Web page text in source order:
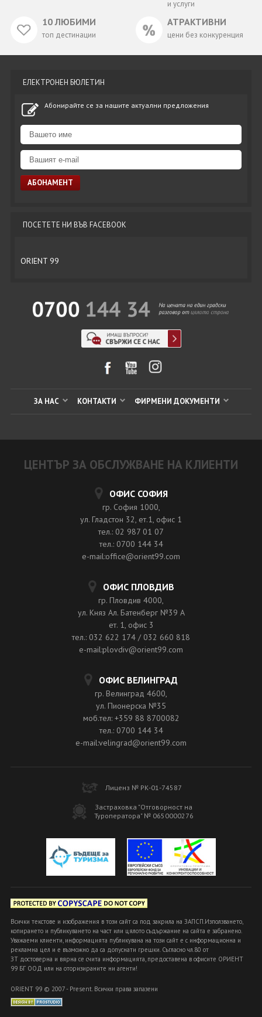
и услуги
10 ЛЮБИМИ
топ дестинации
АТРАКТИВНИ
цени без конкуренция
ЕЛЕКТРОНЕН БЮЛЕТИН
Абонирайте се за нашите актуални предложения
ПОСЕТЕТЕ НИ ВЪВ FACEBOOK
ORIENT 99
ЗА НАС КОНТАКТИ ФИРМЕНИ ДОКУМЕНТИ
ЦЕНТЪР ЗА ОБСЛУЖВАНЕ НА КЛИЕНТИ
ОФИС СОФИЯ
гр. София 1000,
ул. Гладстон 32, ет.1, офис 1
тел.: 02 987 01 07
тел.: 0700 144 34
e-mail:office@orient99.com
ОФИС ПЛОВДИВ
гр. Пловдив 4000,
ул. Княз Ал. Батенберг №39 A
ет. 1, офис 3
тел.: 032 622 174 / 032 660 818
e-mail:plovdiv@orient99.com
ОФИС ВЕЛИНГРАД
гр. Велинград 4600,
ул. Пионерска №35
моб.тел: +359 88 8700082
тел.: 0700 144 34
e-mail:velingrad@orient99.com
Лиценз № РК-01-74587
Застраховка "Отговорност на
Туроператора" № 0650000276
Всички текстове и изображения в този сайт са под закрила на ЗАПСП.Използването,
копирането и публикуването на част или цялото съдържание на сайта е забранено.
Уважаеми клиенти, информацията публикувана на този сайт е с информационна и
рекламна цел и е възможно да са допуснати грешки. Съгласно чл.80 от
ЗТ достоверна и вярна се счита информацията, предоставена в офисите ОРИЕНТ
99 БГ ООД или на оторизираните ни агенти!
ORIENT 99 © 2007 - Present. Всички права запазени